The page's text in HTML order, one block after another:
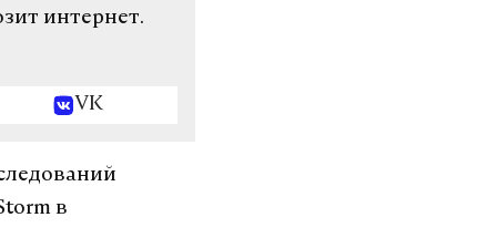
интернет.
VK
в